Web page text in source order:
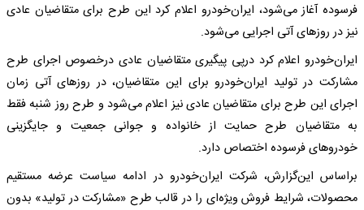
فرسوده آغاز می‌شود، ایران‌خودرو اعلام کرد این طرح برای متقاضیان عادی
نیز در روزهای آتی اجرایی می‌شود.
ایران‌خودرو اعلام کرد درپی پیگیری متقاضیان عادی درخصوص اجرای طرح
مشارکت در تولید ایران‌خودرو برای این متقاضیان، در روزهای آتی زمان
اجرای این طرح برای متقاضیان عادی نیز اعلام می‌‌شود و طرح روز شنبه فقط
به متقاضیان طرح حمایت از خانواده و جوانی جمعیت و جایگزینی
خودروهای فرسوده اختصاص دارد.
براساس این‌گزارش، شرکت ایران‌خودرو در ادامه سیاست عرضه مستقیم
محصولات، شرایط فروش ویژه‌ای را در قالب طرح «مشارکت در تولید» بدون